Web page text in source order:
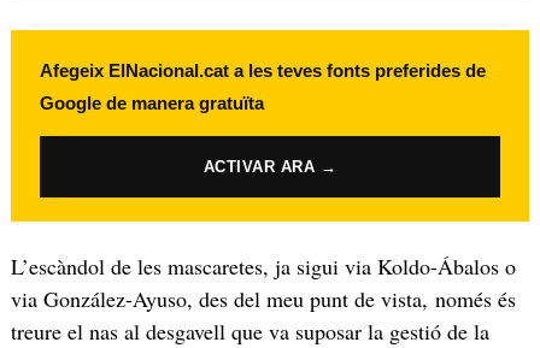
Afegeix ElNacional.cat a les teves fonts preferides de
Google de manera gratuïta
ACTIVAR ARA →
L’escàndol de les mascaretes, ja sigui via Koldo-Ábalos o
via González-Ayuso, des del meu punt de vista, només és
treure el nas al desgavell que va suposar la gestió de la